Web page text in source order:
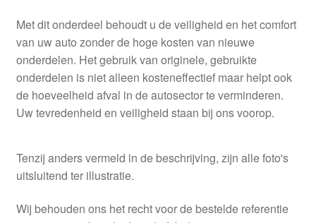
Met dit onderdeel behoudt u de veiligheid en het comfort
van uw auto zonder de hoge kosten van nieuwe
onderdelen. Het gebruik van originele, gebruikte
onderdelen is niet alleen kosteneffectief maar helpt ook
de hoeveelheid afval in de autosector te verminderen.
Uw tevredenheid en veiligheid staan bij ons voorop.
Tenzij anders vermeld in de beschrijving, zijn alle foto's
uitsluitend ter illustratie.
Wij behouden ons het recht voor de bestelde referentie